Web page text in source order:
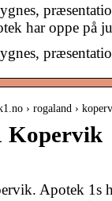
har oppe på
› rogaland ›
Kopervik
Apotek 1s